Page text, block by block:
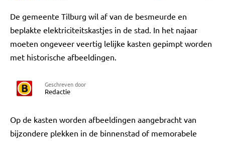
De gemeente Tilburg wil af van de besmeurde en
beplakte elektriciteitskastjes in de stad. In het najaar
moeten ongeveer veertig lelijke kasten gepimpt worden
met historische afbeeldingen.
Geschreven door
Redactie
Op de kasten worden afbeeldingen aangebracht van
bijzondere plekken in de binnenstad of memorabele